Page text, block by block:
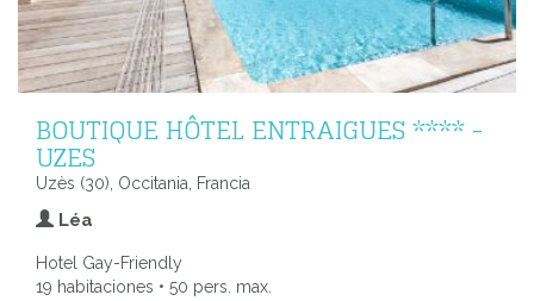
BOUTIQUE HÔTEL ENTRAIGUES **** -
UZES
Uzès (30), Occitania, Francia
Léa
Hotel Gay-Friendly
19 habitaciones • 50 pers. max.